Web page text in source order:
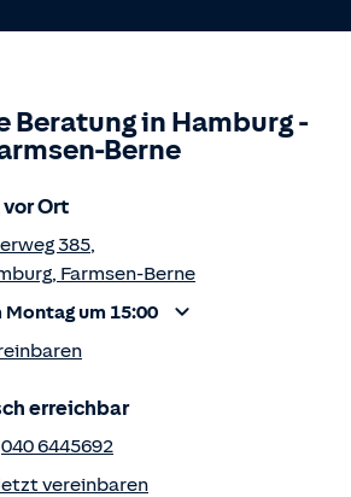
Beratung in Hamburg -
Berne
Ort
385,
, Farmsen-Berne
um 15:00
erreichbar
040 6445692
vereinbaren